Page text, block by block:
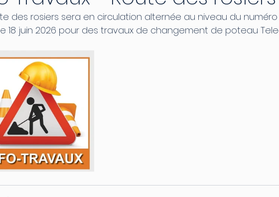
des rosiers sera en circulation alternée au niveau du numéro
18 juin 2026 pour des travaux de changement de poteau